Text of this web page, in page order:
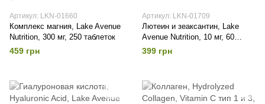
Артикул: LKN-01660
Комплекс магния, Lake Avenue
Nutrition, 300 мг, 250 таблеток
459 грн
Артикул: LKN-01709
Лютеин и зеаксантин, Lake
Avenue Nutrition, 10 мг, 60
капсул
399 грн